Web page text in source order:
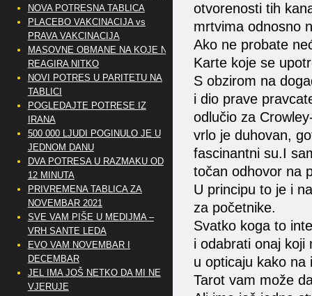
otvorenosti tih
mrtvima odnosno
Ako ne probate
Karte koje se
S obzirom na
i dio prave
odlučio za
vrlo je duhovan,
fascinantni su.I
točan odhovor na
U principu to je i
za početnike.
Svatko koga to
i odabrati onaj
u opticaju kako na
Tarot vam može
NOVA POTRESNA TABLICA
PLACEBO VAKCINACIJA vs
PRAVA VAKCINACIJA
MASOVNE OBMANE NA KOJE NE
REAGIRA NITKO
NOVI POTRES U PARITETU NA
TABLICI
POGLEDAJTE POTRESE IZ
IRANA
500 000 LJUDI POGINULO JE U
JEDNOM DANU
DVA POTRESA U RAZMAKU OD
12 MINUTA
PRIVREMENA TABLICA ZA
NOVEMBAR 2021
SVE VAM PIŠE U MEDIJMA –
VRH SANTE LEDA
EVO VAM NOVEMBAR I
DECEMBAR
JEL IMA JOŠ NETKO DA MI NE
VJERUJE